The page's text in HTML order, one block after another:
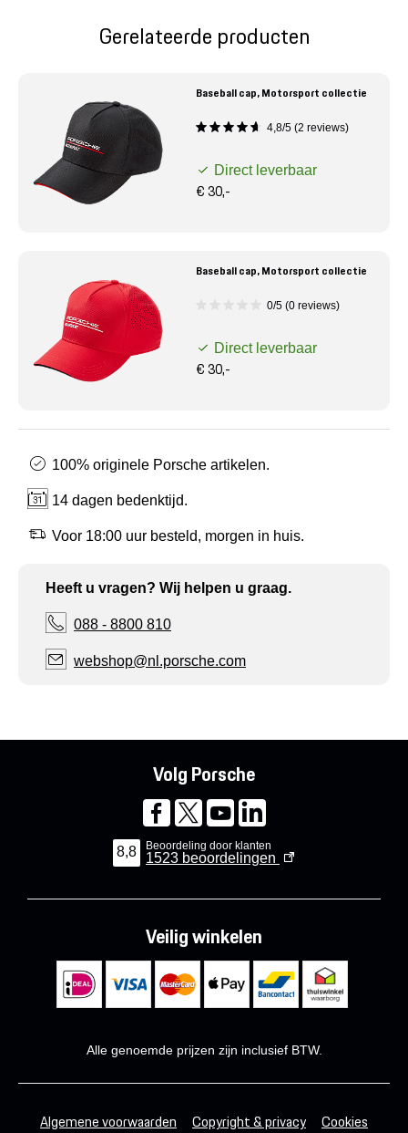
Gerelateerde producten
Baseball cap, Motorsport collectie
4,8/5 (2 reviews)
Direct leverbaar
€ 30,-
Baseball cap, Motorsport collectie
0/5 (0 reviews)
Direct leverbaar
€ 30,-
100% originele Porsche artikelen.
14 dagen bedenktijd.
Voor 18:00 uur besteld, morgen in huis.
Heeft u vragen? Wij helpen u graag.
088 - 8800 810
webshop@nl.porsche.com
Volg Porsche
8,8 Beoordeling door klanten
1523 beoordelingen
Veilig winkelen
Alle genoemde prijzen zijn inclusief BTW.
Algemene voorwaarden Copyright & privacy Cookies